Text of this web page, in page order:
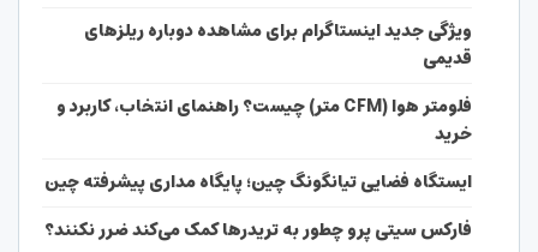
ویژگی جدید اینستاگرام برای مشاهده دوباره ریلزهای
قدیمی
فلومتر هوا (CFM متر) چیست؟ راهنمای انتخاب، کاربرد و
خرید
ایستگاه فضایی تیانگونگ چین؛ پایگاه مداری پیشرفته چین
فارکس سیتی پرو چطور به تریدرها کمک می‌کند ضرر نکنند؟